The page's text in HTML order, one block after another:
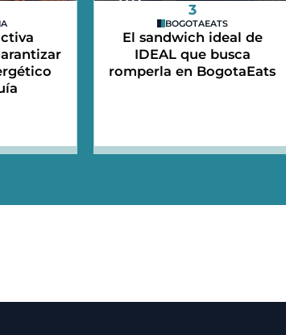
3
BOGOTAEATS
El sandwich ideal de
IDEAL que busca
romperla en BogotaEats